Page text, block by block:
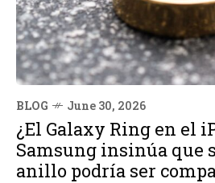
BLOG June 30, 2026
¿El Galaxy Ring en el
Samsung insinúa que
anillo podría ser